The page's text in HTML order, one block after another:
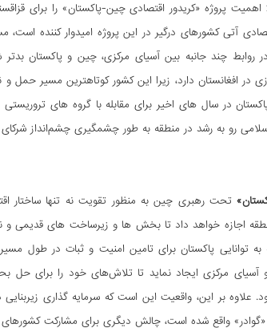
نخست وزیر سابق در سال 2015 اهمیت پروژه «کریدور اقتصادی چین-
آتی کشورهای درگیر در این پروژه امیدوار کننده
چند جانبه بین آسیای مرکزی، چین و پاکستان
در افغانستان دارد، زیرا این کشور کوتاهترین مسیر حمل
در سال های اخیر برای مقابله با گروه های
رو به رشد در منطقه به طور چشمگیری چشم‌انداز
تحت رهبری چین به منظور تقویت نه تنها ساختار
اجازه خواهد داد تا بخش ها و زیرساخت های قدیمی و
توانایی پاکستان برای تامین امنیت و ثبات در طول
مرکزی ایجاد نماید تا تلاش‌های خود را برای حل
علاوه بر این، واقعیت این است که سرمایه گذاری
«گوادر» واقع شده است، چالش دیگری برای مشارکت